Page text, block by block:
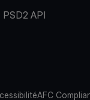
PSD2 API
AFC